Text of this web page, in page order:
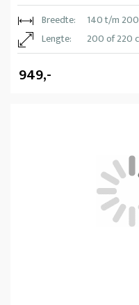
Breedte:
140 t/m
Lengte:
200 of 220
949,-